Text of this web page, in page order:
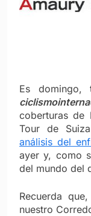
Es domingo,
coberturas de
Tour de
análisis del
ayer y, como
del mundo del
Recuerda
nuestro